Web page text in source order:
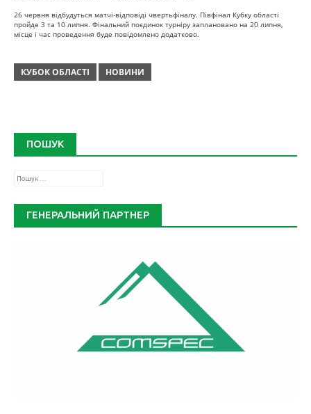
26 червня відбудуться матчі-відповіді чвертьфіналу. Півфінал Кубку області
пройде 3 та 10 липня. Фінальний поєдинок турніру заплановано на 20 липня,
місце і час проведення буде повідомлено додатково.
КУБОК ОБЛАСТІ НОВИНИ
ПОШУК
Пошук:
ГЕНЕРАЛЬНИЙ ПАРТНЕР